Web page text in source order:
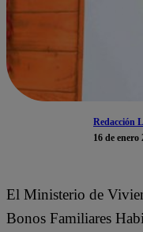
Redacción
16 de enero
El Ministerio de
Bonos Familiares